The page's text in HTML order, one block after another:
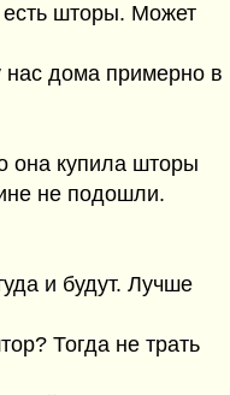
шторы. Может
нас дома примерно в
она купила шторы
не подошли.
и будут. Лучше
Тогда не трать